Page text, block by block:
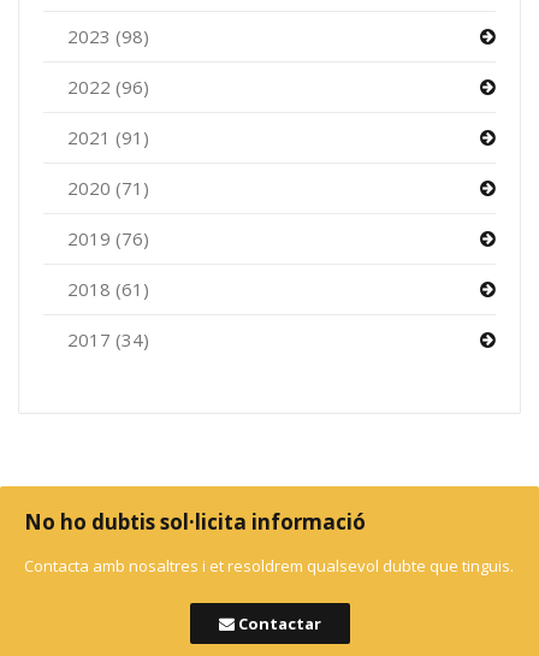
2023 (98)
2022 (96)
2021 (91)
2020 (71)
2019 (76)
2018 (61)
2017 (34)
No ho dubtis sol·licita informació
Contacta amb nosaltres i et resoldrem qualsevol dubte que tinguis.
Contactar